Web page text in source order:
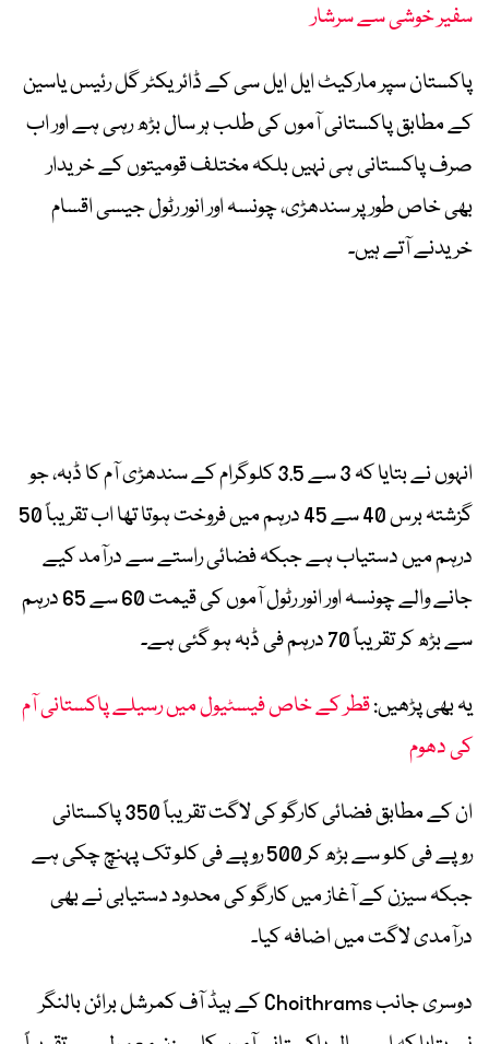
سفیر خوشی سے سرشار
پاکستان سپر مارکیٹ ایل ایل سی کے ڈائریکٹر گل رئیس یاسین
کے مطابق پاکستانی آموں کی طلب ہر سال بڑھ رہی ہے اور اب
صرف پاکستانی ہی نہیں بلکہ مختلف قومیتوں کے خریدار
بھی خاص طور پر سندھڑی، چونسہ اور انور رٹول جیسی اقسام
خریدنے آتے ہیں۔
انہوں نے بتایا کہ 3 سے 3.5 کلوگرام کے سندھڑی آم کا ڈبہ، جو
گزشتہ برس 40 سے 45 درہم میں فروخت ہوتا تھا اب تقریباً 50
درہم میں دستیاب ہے جبکہ فضائی راستے سے درآمد کیے
جانے والے چونسہ اور انور رٹول آموں کی قیمت 60 سے 65 درہم
سے بڑھ کر تقریباً 70 درہم فی ڈبہ ہو گئی ہے۔
یہ بھی پڑھیں:قطر کے خاص فیسٹیول میں رسیلے پاکستانی آم
کی دھوم
ان کے مطابق فضائی کارگو کی لاگت تقریباً 350 پاکستانی
روپے فی کلو سے بڑھ کر 500 روپے فی کلو تک پہنچ چکی ہے
جبکہ سیزن کے آغاز میں کارگو کی محدود دستیابی نے بھی
درآمدی لاگت میں اضافہ کیا۔
دوسری جانب Choithrams کے ہیڈ آف کمرشل برائن بالنگر